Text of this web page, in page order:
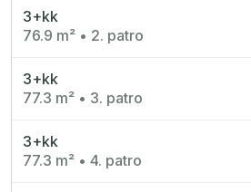
3+kk
76.9 m² • 2. patro
3+kk
77.3 m² • 3. patro
3+kk
77.3 m² • 4. patro